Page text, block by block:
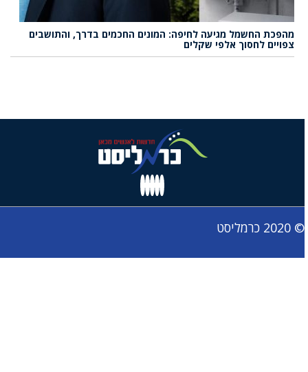
מהפכת החשמל מגיעה לחיפה: המונים החכמים בדרך, והתושבים
צפויים לחסוך אלפי שקלים
© 2020 כרמליסט